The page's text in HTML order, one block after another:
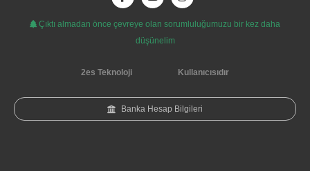
Çıktı almadan önce çevreye olan sorumluluğumuzu bir kez daha
düşünelim
2es Teknoloji Kullanıcısıdır
Banka Hesap Bilgileri